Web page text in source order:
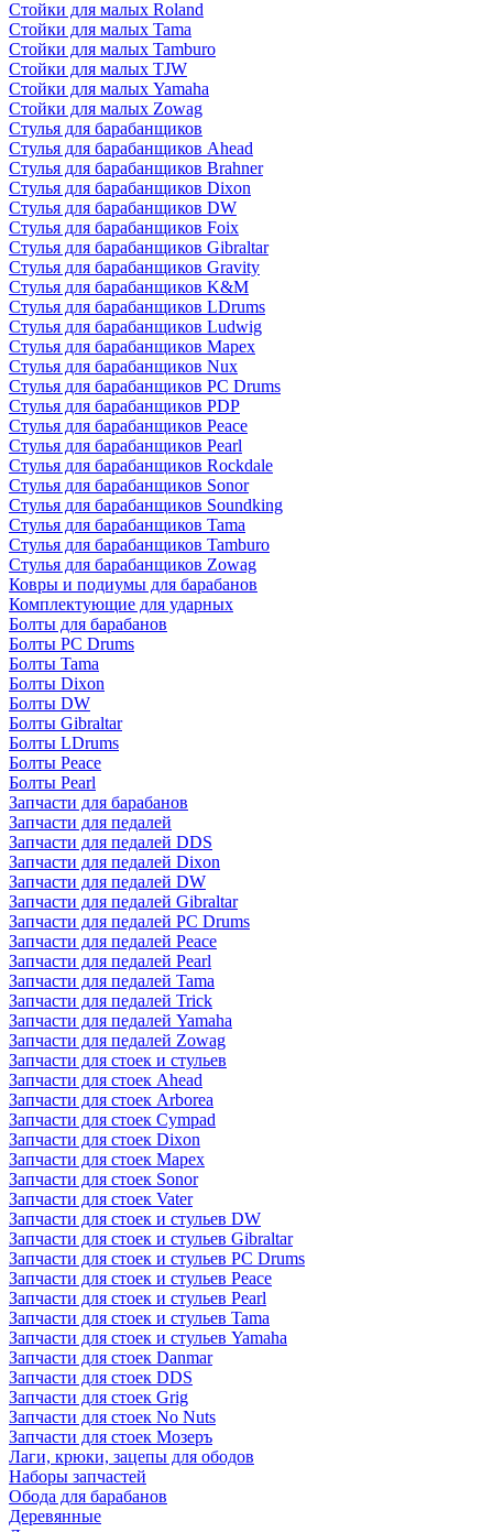
Стойки для малых Roland
Стойки для малых Tama
Стойки для малых Tamburo
Стойки для малых TJW
Стойки для малых Yamaha
Стойки для малых Zowag
Стулья для барабанщиков
Стулья для барабанщиков Ahead
Стулья для барабанщиков Brahner
Стулья для барабанщиков Dixon
Стулья для барабанщиков DW
Стулья для барабанщиков Foix
Стулья для барабанщиков Gibraltar
Стулья для барабанщиков Gravity
Стулья для барабанщиков K&M
Стулья для барабанщиков LDrums
Стулья для барабанщиков Ludwig
Стулья для барабанщиков Mapex
Стулья для барабанщиков Nux
Стулья для барабанщиков PC Drums
Стулья для барабанщиков PDP
Стулья для барабанщиков Peace
Стулья для барабанщиков Pearl
Стулья для барабанщиков Rockdale
Стулья для барабанщиков Sonor
Стулья для барабанщиков Soundking
Стулья для барабанщиков Tama
Стулья для барабанщиков Tamburo
Стулья для барабанщиков Zowag
Ковры и подиумы для барабанов
Комплектующие для ударных
Болты для барабанов
Болты PC Drums
Болты Tama
Болты Dixon
Болты DW
Болты Gibraltar
Болты LDrums
Болты Peace
Болты Pearl
Запчасти для барабанов
Запчасти для педалей
Запчасти для педалей DDS
Запчасти для педалей Dixon
Запчасти для педалей DW
Запчасти для педалей Gibraltar
Запчасти для педалей PC Drums
Запчасти для педалей Peace
Запчасти для педалей Pearl
Запчасти для педалей Tama
Запчасти для педалей Trick
Запчасти для педалей Yamaha
Запчасти для педалей Zowag
Запчасти для стоек и стульев
Запчасти для стоек Ahead
Запчасти для стоек Arborea
Запчасти для стоек Cympad
Запчасти для стоек Dixon
Запчасти для стоек Mapex
Запчасти для стоек Sonor
Запчасти для стоек Vater
Запчасти для стоек и стульев DW
Запчасти для стоек и стульев Gibraltar
Запчасти для стоек и стульев PC Drums
Запчасти для стоек и стульев Peace
Запчасти для стоек и стульев Pearl
Запчасти для стоек и стульев Tama
Запчасти для стоек и стульев Yamaha
Запчасти для стоек Danmar
Запчасти для стоек DDS
Запчасти для стоек Grig
Запчасти для стоек No Nuts
Запчасти для стоек Мозеръ
Лаги, крюки, зацепы для ободов
Наборы запчастей
Обода для барабанов
Деревянные